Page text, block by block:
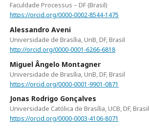
Faculdade Processus – DF (Brasil)
https://orcid.org/0000-0002-8544-1475
Alessandro Aveni
Universidade de Brasília, UnB, DF, Brasil
http://orcid.org/0000-0001-6266-6818
Miguel Ângelo Montagner
Universidade de Brasília, UnB, DF, Brasil
https://orcid.org/0000-0001-9901-0871
Jonas Rodrigo Gonçalves
Universidade Católica de Brasília, UCB, DF, Brasil
https://orcid.org/0000-0003-4106-8071